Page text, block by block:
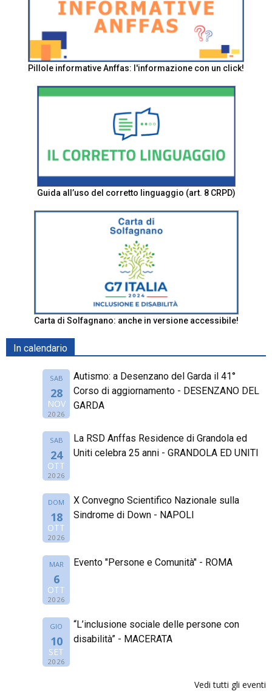
Pillole informative Anffas: l'informazione con un click!
Guida all’uso del corretto linguaggio (art. 8 CRPD)
Carta di Solfagnano: anche in versione accessibile!
In calendario
SAB
28
NOV
2026
Autismo: a Desenzano del Garda il 41°
Corso di aggiornamento - DESENZANO DEL
GARDA
SAB
24
OTT
2026
La RSD Anffas Residence di Grandola ed
Uniti celebra 25 anni - GRANDOLA ED UNITI
DOM
18
OTT
2026
X Convegno Scientifico Nazionale sulla
Sindrome di Down - NAPOLI
MAR
6
OTT
2026
Evento "Persone e Comunità" - ROMA
GIO
10
SET
2026
“L’inclusione sociale delle persone con
disabilità” - MACERATA
Vedi tutti gli eventi